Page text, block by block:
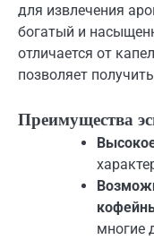
для извлечения
богатый и
отличается от
позволяет
Преимущества
многие